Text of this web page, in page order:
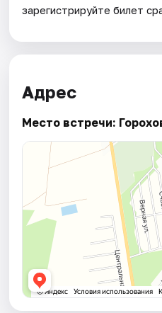
зарегистрируйте билет
Адрес
Место встречи: